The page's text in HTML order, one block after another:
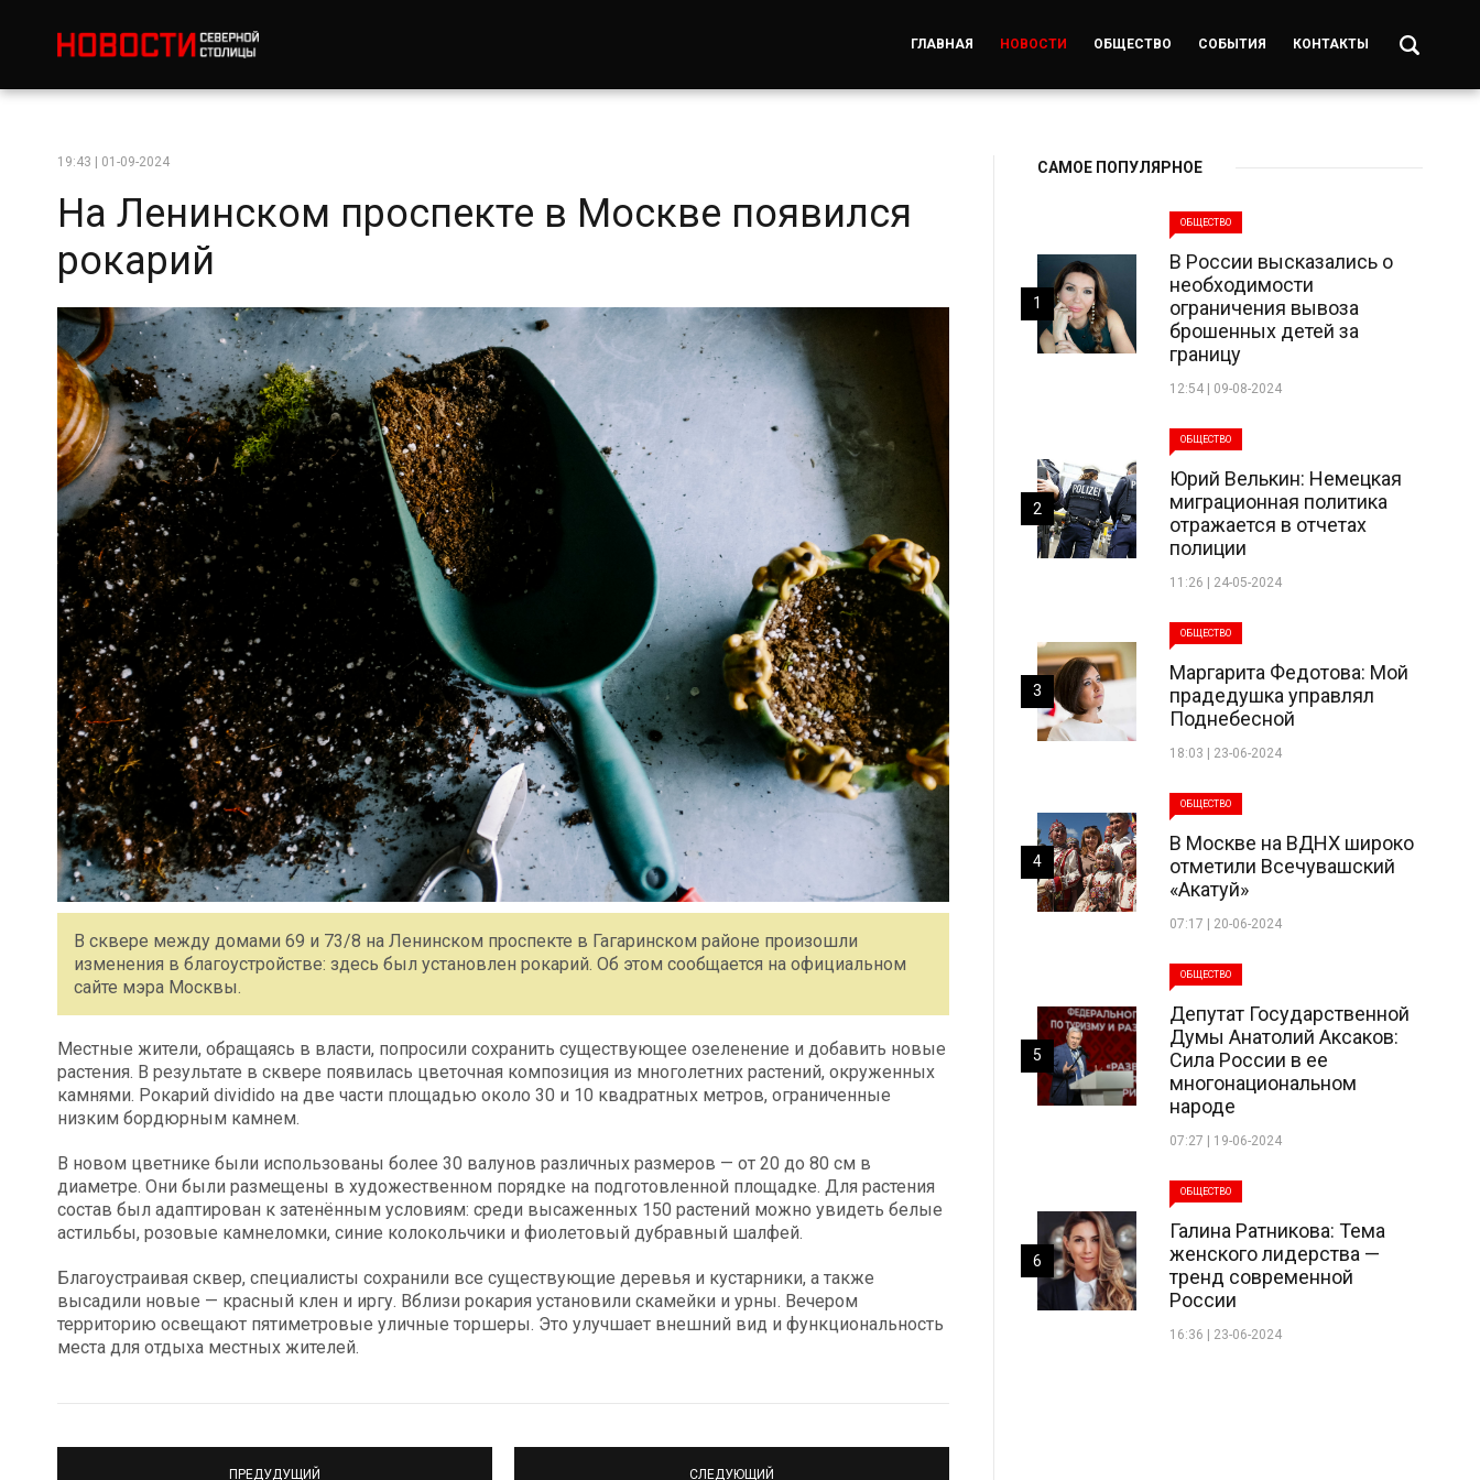
ГЛАВНАЯ НОВОСТИ ОБЩЕСТВО СОБЫТИЯ КОНТАКТЫ
19:43 | 01-09-2024
На Ленинском проспекте в Москве появился
рокарий
В сквере между домами 69 и 73/8 на Ленинском проспекте в Гагаринском районе произошли
изменения в благоустройстве: здесь был установлен рокарий. Об этом сообщается на официальном
сайте мэра Москвы.
Местные жители, обращаясь в власти, попросили сохранить существующее озеленение и добавить новые
растения. В результате в сквере появилась цветочная композиция из многолетних растений, окруженных
камнями. Рокарий dividido на две части площадью около 30 и 10 квадратных метров, ограниченные
низким бордюрным камнем.
В новом цветнике были использованы более 30 валунов различных размеров — от 20 до 80 см в
диаметре. Они были размещены в художественном порядке на подготовленной площадке. Для растения
состав был адаптирован к затенённым условиям: среди высаженных 150 растений можно увидеть белые
астильбы, розовые камнеломки, синие колокольчики и фиолетовый дубравный шалфей.
Благоустраивая сквер, специалисты сохранили все существующие деревья и кустарники, а также
высадили новые — красный клен и иргу. Вблизи рокария установили скамейки и урны. Вечером
территорию освещают пятиметровые уличные торшеры. Это улучшает внешний вид и функциональность
места для отдыха местных жителей.
ПРЕДУДУЩИЙ СЛЕДУЮЩИЙ
САМОЕ ПОПУЛЯРНОЕ
ОБЩЕСТВО
В России высказались о
необходимости
ограничения вывоза
брошенных детей за
границу
12:54 | 09-08-2024
1
ОБЩЕСТВО
Юрий Велькин: Немецкая
миграционная политика
отражается в отчетах
полиции
11:26 | 24-05-2024
2
ОБЩЕСТВО
Маргарита Федотова: Мой
прадедушка управлял
Поднебесной
18:03 | 23-06-2024
3
ОБЩЕСТВО
В Москве на ВДНХ широко
отметили Всечувашский
«Акатуй»
07:17 | 20-06-2024
4
ОБЩЕСТВО
Депутат Государственной
Думы Анатолий Аксаков:
Сила России в ее
многонациональном
народе
07:27 | 19-06-2024
5
ОБЩЕСТВО
Галина Ратникова: Тема
женского лидерства —
тренд современной
России
16:36 | 23-06-2024
6